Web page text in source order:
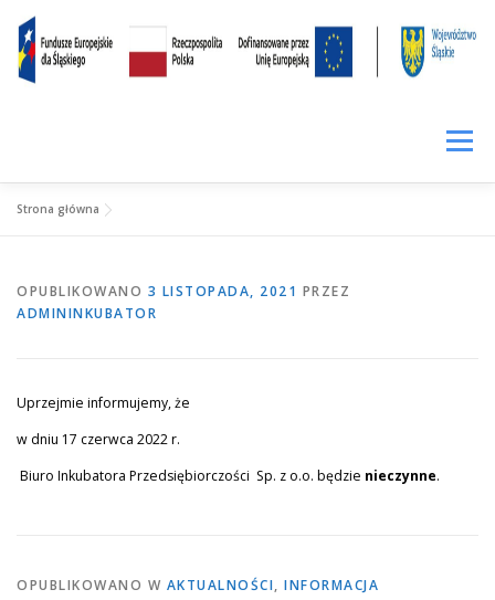
treści
treści
Menu
WYNAJEM PROWADZENIE FACEBOOKA
FIRMY W INKUBATORZE O INKUBATORZE
Strona główna
OPUBLIKOWANO 3 LISTOPADA, 2021 PRZEZ
ADMININKUBATOR
Uprzejmie informujemy, że
w dniu 17 czerwca 2022 r.
Biuro Inkubatora Przedsiębiorczości Sp. z o.o. będzie nieczynne.
OPUBLIKOWANO W AKTUALNOŚCI, INFORMACJA